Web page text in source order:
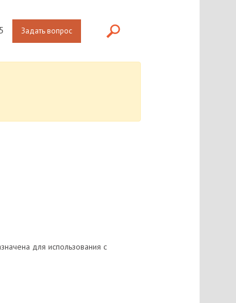
Задать вопрос
для использования с